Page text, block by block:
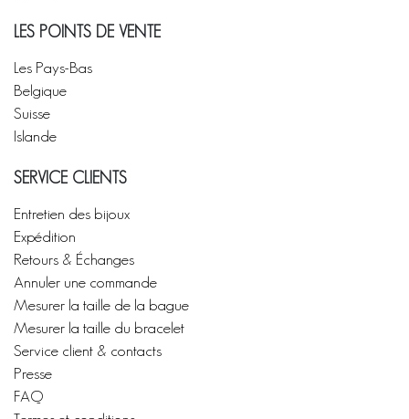
LES POINTS DE VENTE
Les Pays-Bas
Belgique
Suisse
Islande
SERVICE CLIENTS
Entretien des bijoux
Expédition
Retours & Échanges
Annuler une commande
Mesurer la taille de la bague
Mesurer la taille du bracelet
Service client & contacts
Presse
FAQ